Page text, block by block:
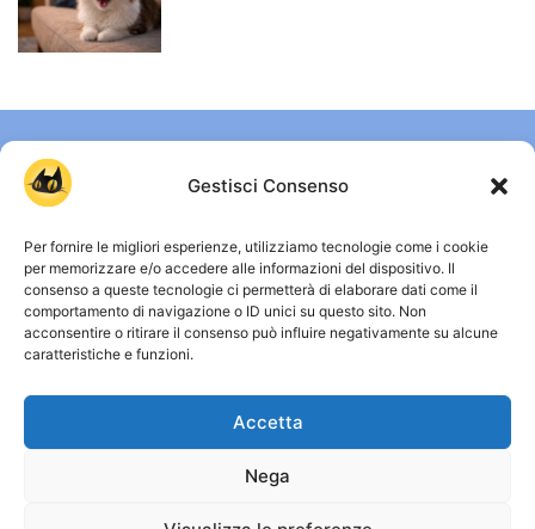
Gestisci Consenso
Per fornire le migliori esperienze, utilizziamo tecnologie come i cookie
per memorizzare e/o accedere alle informazioni del dispositivo. Il
consenso a queste tecnologie ci permetterà di elaborare dati come il
comportamento di navigazione o ID unici su questo sito. Non
acconsentire o ritirare il consenso può influire negativamente su alcune
caratteristiche e funzioni.
Accetta
Nega
CHI SIAMO
accanto a un gatto e vuole capirlo davvero. Qui trovi guide
chiare, approfondimenti su comportamento, salute e vita
quotidiana, senza miti inutili e senza allarmismi. Osservare,
comprendere e convivere meglio con i gatti: è da qui che